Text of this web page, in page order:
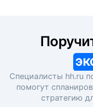
Специалисты hh.ru
помогут
стратегию